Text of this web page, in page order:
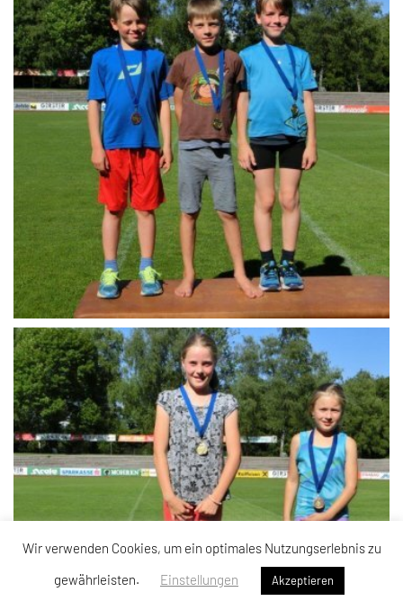
Wir verwenden Cookies, um ein optimales Nutzungserlebnis zu
gewährleisten.
Einstellungen Akzeptieren